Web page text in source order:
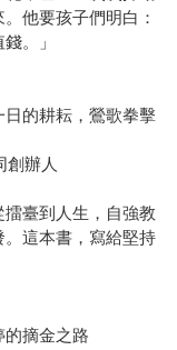
他要孩子們明白：
。」
的耕耘，鶯歌拳擊
創辦人
臺到人生，自強教
這本書，寫給堅持
的摘金之路